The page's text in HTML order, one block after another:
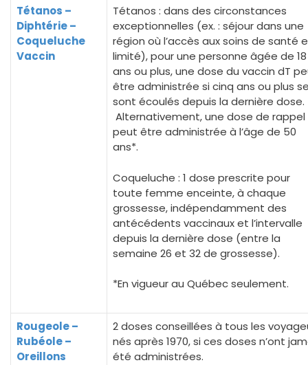
Tétanos –
Diphtérie –
Coqueluche
Vaccin
Tétanos : dans des circonstances
exceptionnelles (ex. : séjour dans une
région où l’accès aux soins de santé
limité), pour une personne âgée de 18
ans ou plus, une dose du vaccin dT
être administrée si cinq ans ou plus
sont écoulés depuis la dernière dose.
Alternativement, une dose de rappel
peut être administrée à l’âge de 50
ans*.
Coqueluche : 1 dose prescrite pour
toute femme enceinte, à chaque
grossesse, indépendamment des
antécédents vaccinaux et l’intervalle
depuis la dernière dose (entre la
semaine 26 et 32 de grossesse).
*En vigueur au Québec seulement.
Rougeole –
Rubéole –
Oreillons
2 doses conseillées à tous les
nés après 1970, si ces doses n’ont
été administrées.